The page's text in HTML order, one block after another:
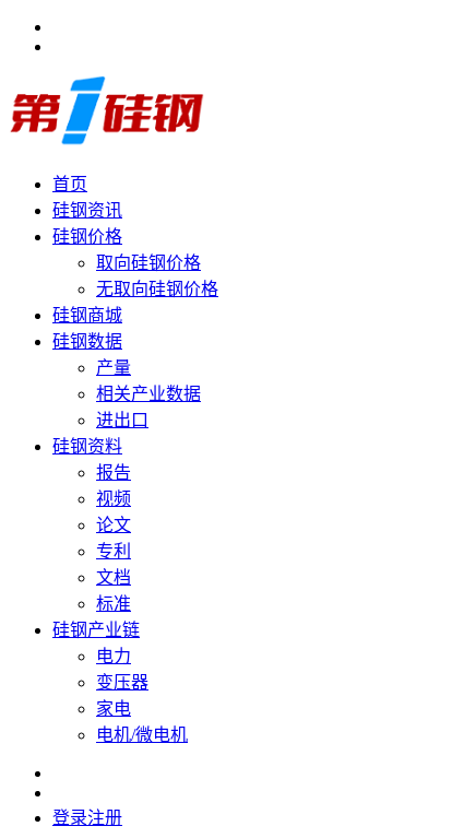
首页
硅钢资讯
硅钢价格
取向硅钢价格
无取向硅钢价格
硅钢商城
硅钢数据
产量
相关产业数据
进出口
硅钢资料
报告
视频
论文
专利
文档
标准
硅钢产业链
电力
变压器
家电
电机/微电机
登录注册